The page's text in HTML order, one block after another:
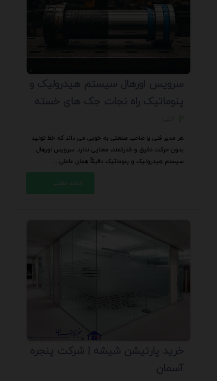
سرویس اورهال سیستم هیدرولیک و
پنوماتیک راه نجات جک های خسته
هر مدیر فنی یا صاحب صنعتی به خوبی می داند که خط تولید
بدون حرکت دقیق و قدرتمند، معنایی ندارد. سرویس اورهال
سیستم هیدرولیک و پنوماتیک دقیقاً همان عاملی ...
ادامه مطلب
خرید پارتیشن شیشه | شرکت پنجره
آسمان